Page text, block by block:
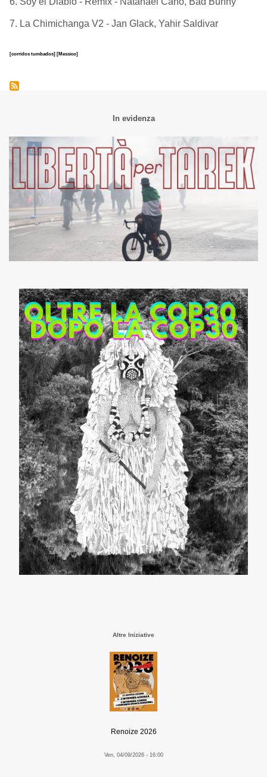
7. La Chimichanga V2 - Jan Glack, Yahir Saldivar
[corridos tumbados] [Messico]
In evidenza
Altre Iniziative
Renoize 2026
Ven, 04/09/2026 - 16:00